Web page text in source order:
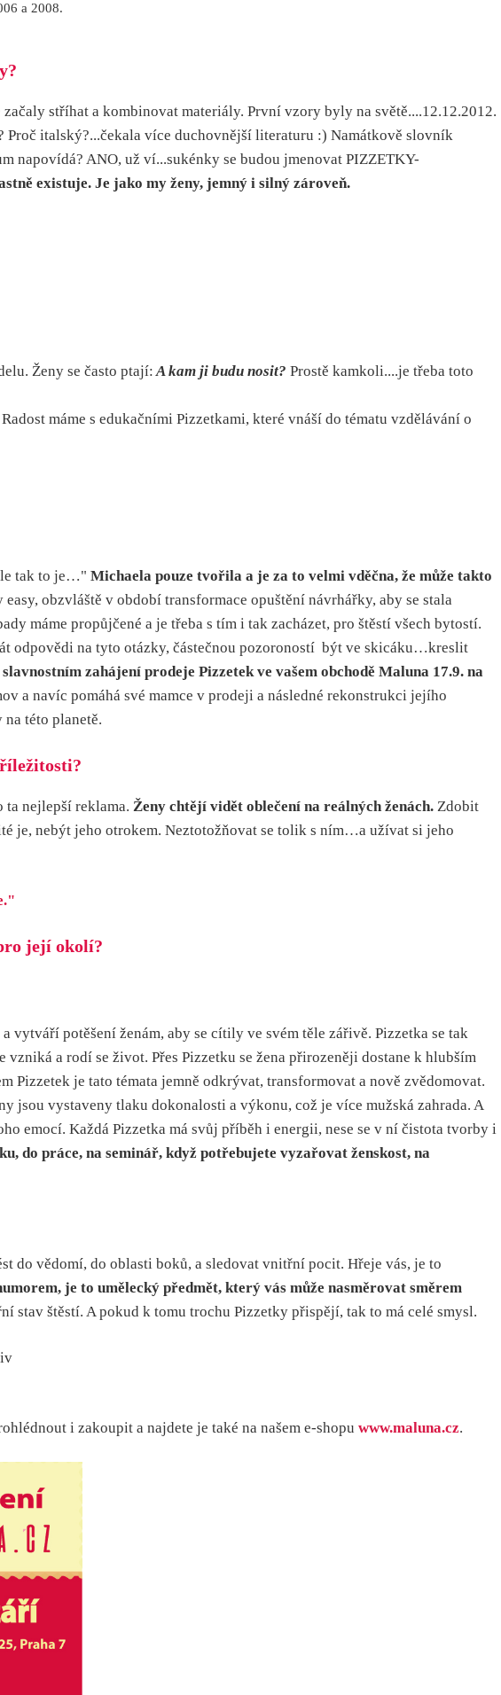
a 2008.
stříhat a kombinovat materiály. První vzory byly na světě....12.12.2012.
italský?...čekala více duchovnější literaturu :) Namátkově slovník
napovídá? ANO, už ví...sukénky se budou jmenovat PIZZETKY-
existuje. Je jako my ženy, jemný i silný zároveň.
Ženy se často ptají:A kam ji budu nosit? Prostě kamkoli....je třeba toto
máme s edukačními Pizzetkami, které vnáší do tématu vzdělávání o
tak to je…" Michaela pouze tvořila a je za to velmi vděčna, že může takto
obzvláště v období transformace opuštění návrhářky, aby se stala
máme propůjčené a je třeba s tím i tak zacházet, pro štěstí všech bytostí.
odpovědi na tyto otázky, částečnou pozoroností být ve skicáku…kreslit
slavnostním zahájení prodeje Pizzetek ve vašem obchodě Maluna 17.9. na
a navíc pomáhá své mamce v prodeji a následné rekonstrukci jejího
této planetě.
nejlepší reklama. Ženy chtějí vidět oblečení na reálných ženách. Zdobit
je, nebýt jeho otrokem. Neztotožňovat se tolik s ním…a užívat si jeho
její okolí?
vytváří potěšení ženám, aby se cítily ve svém těle zářivě. Pizzetka se tak
a rodí se život. Přes Pizzetku se žena přirozeněji dostane k hlubším
Pizzetek je tato témata jemně odkrývat, transformovat a nově zvědomovat.
jsou vystaveny tlaku dokonalosti a výkonu, což je více mužská zahrada. A
emocí. Každá Pizzetka má svůj příběh i energii, nese se v ní čistota tvorby i
do práce, na seminář, když potřebujete vyzařovat ženskost, na
do vědomí, do oblasti boků, a sledovat vnitřní pocit. Hřeje vás, je to
je to umělecký předmět, který vás může nasměrovat směrem
stav štěstí. A pokud k tomu trochu Pizzetky přispějí, tak to má celé smysl.
i zakoupit a najdete je také na našem e-shopu www.maluna.cz.